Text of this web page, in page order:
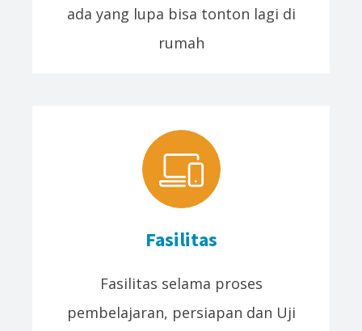
ada yang lupa bisa tonton lagi di
rumah
Fasilitas
Fasilitas selama proses
pembelajaran, persiapan dan Uji